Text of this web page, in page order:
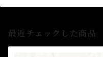
最近チェックした商品